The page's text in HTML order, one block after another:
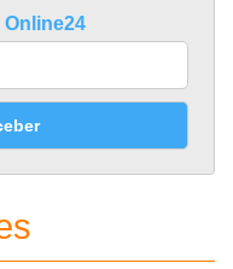
Online24